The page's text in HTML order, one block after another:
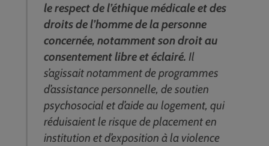
le respect de l’éthique médicale et des
droits de l’homme de la personne
concernée, notamment son droit au
consentement libre et éclairé. Il
s’agissait notamment de programmes
d’assistance personnelle, de soutien
psychosocial et d’aide au logement, qui
réduisaient le risque de placement en
institution et d’exposition à la violence